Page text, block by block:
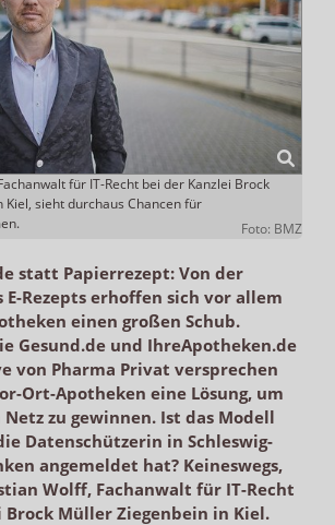
für IT-Recht bei der Kanzlei Brock
Kiel, sieht durchaus Chancen für
Foto: BMZ
statt Papierrezept: Von der
E-Rezepts erhoffen sich vor allem
einen großen Schub.
Gesund.de und IhreApotheken.de
von Pharma Privat versprechen
Ort-Apotheken eine Lösung, um
zu gewinnen. Ist das Modell
Datenschützerin in Schleswig-
angemeldet hat? Keineswegs,
Wolff, Fachanwalt für IT-Recht
Brock Müller Ziegenbein in Kiel.